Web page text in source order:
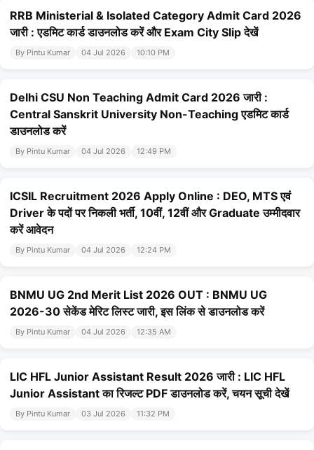
RRB Ministerial & Isolated Category Admit Card 2026
जारी : एडमिट कार्ड डाउनलोड करें और Exam City Slip देखें
By Pintu Kumar 04 Jul 2026 10:10 PM
Delhi CSU Non Teaching Admit Card 2026 जारी :
Central Sanskrit University Non-Teaching एडमिट कार्ड
डाउनलोड करें
By Pintu Kumar 04 Jul 2026 12:49 PM
ICSIL Recruitment 2026 Apply Online : DEO, MTS एवं
Driver के पदों पर निकली भर्ती, 10वीं, 12वीं और Graduate उम्मीदवार
करें आवेदन
By Pintu Kumar 04 Jul 2026 12:24 PM
BNMU UG 2nd Merit List 2026 OUT : BNMU UG
2026-30 सेकेंड मेरिट लिस्ट जारी, इस लिंक से डाउनलोड करें
By Pintu Kumar 04 Jul 2026 12:35 AM
LIC HFL Junior Assistant Result 2026 जारी : LIC HFL
Junior Assistant का रिजल्ट PDF डाउनलोड करें, चयन सूची देखें
By Pintu Kumar 03 Jul 2026 11:32 PM